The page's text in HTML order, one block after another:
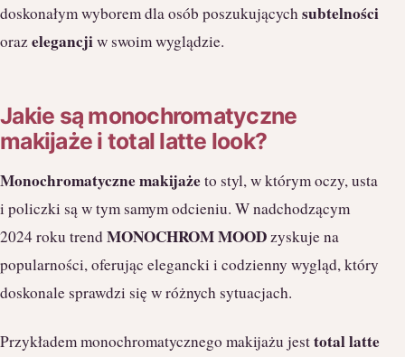
doskonałym wyborem dla osób poszukującychsubtelności
orazelegancjiw swoim wyglądzie.
Jakie są monochromatyczne
makijaże i total latte look?
Monochromatyczne makijażeto styl, w którym oczy, usta
i policzki są w tym samym odcieniu. W nadchodzącym
2024 roku trendMONOCHROM MOODzyskuje na
popularności, oferując elegancki i codzienny wygląd, który
doskonale sprawdzi się w różnych sytuacjach.
Przykładem monochromatycznego makijażu jesttotal latte